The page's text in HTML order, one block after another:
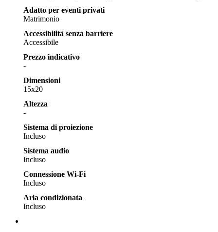
Adatto per eventi privati
Matrimonio
Accessibilità senza barriere
Accessibile
Prezzo indicativo
-
Dimensioni
15x20
Altezza
-
Sistema di proiezione
Incluso
Sistema audio
Incluso
Connessione Wi-Fi
Incluso
Aria condizionata
Incluso